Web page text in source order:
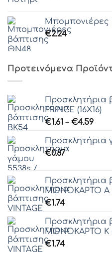
€2.24
Προτεινόμενα
Προσκλητήρια
PRINCE (16Χ16)
€1.61 – €4.59Price
€1.61
Προσκλητήρια
€0.87
Προσκλητήρια
ΜΟΝΟΚΑΡΤΟ Α
€1.74
Προσκλητήρια
ΜΟΝΟΚΑΡΤΟ Κ
€1.74